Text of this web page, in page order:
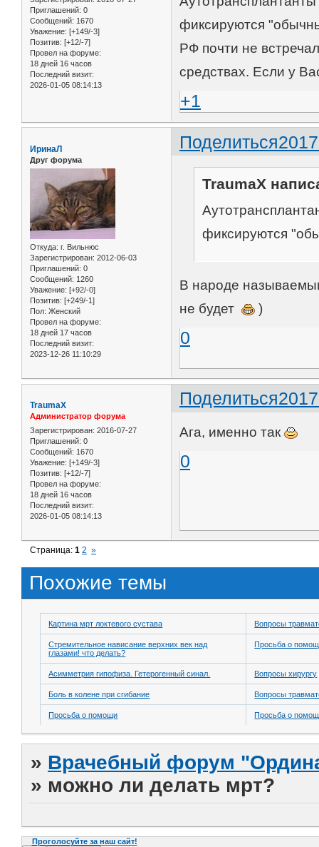
Приглашений: 0
Сообщений: 1670
Уважение: [+149/-3]
Позитив: [+12/-7]
Провел на форуме:
18 дней 16 часов
Последний визит:
2026-01-05 08:14:13
фиксируются
РФ почти не
средствах. Если у
+1
Поделиться
ИринаЛ
Друг форума
Откуда: г. Вильнюс
Зарегистрирован: 2012-06-03
Приглашений: 0
Сообщений: 1260
Уважение: [+92/-0]
Позитив: [+249/-1]
Пол: Женский
Провел на форуме:
18 дней 17 часов
Последний визит:
2023-12-26 11:10:29
TraumaX
фиксируются
В народе
не будет
)
0
Поделиться
TraumaX
Администратор форума
Зарегистрирован: 2016-07-27
Приглашений: 0
Сообщений: 1670
Уважение: [+149/-3]
Позитив: [+12/-7]
Провел на форуме:
18 дней 16 часов
Последний визит:
2026-01-05 08:14:13
Ага, именно так
0
Страница:1 2 »
Похожие темы
Картина мрт локтевого сустава Вопросы
Стремительное нависание верхних век над
глазами! что делать?
Просьба о
Асимметрия гипофиза. Гетерогенный синал. Вопросы хирургу
Боль в колене при сгибание Вопросы
Просьба о помощи Просьба о
» Врачебный форум
» можно ли делать мрт?
Проголосуйте за наш сайт!